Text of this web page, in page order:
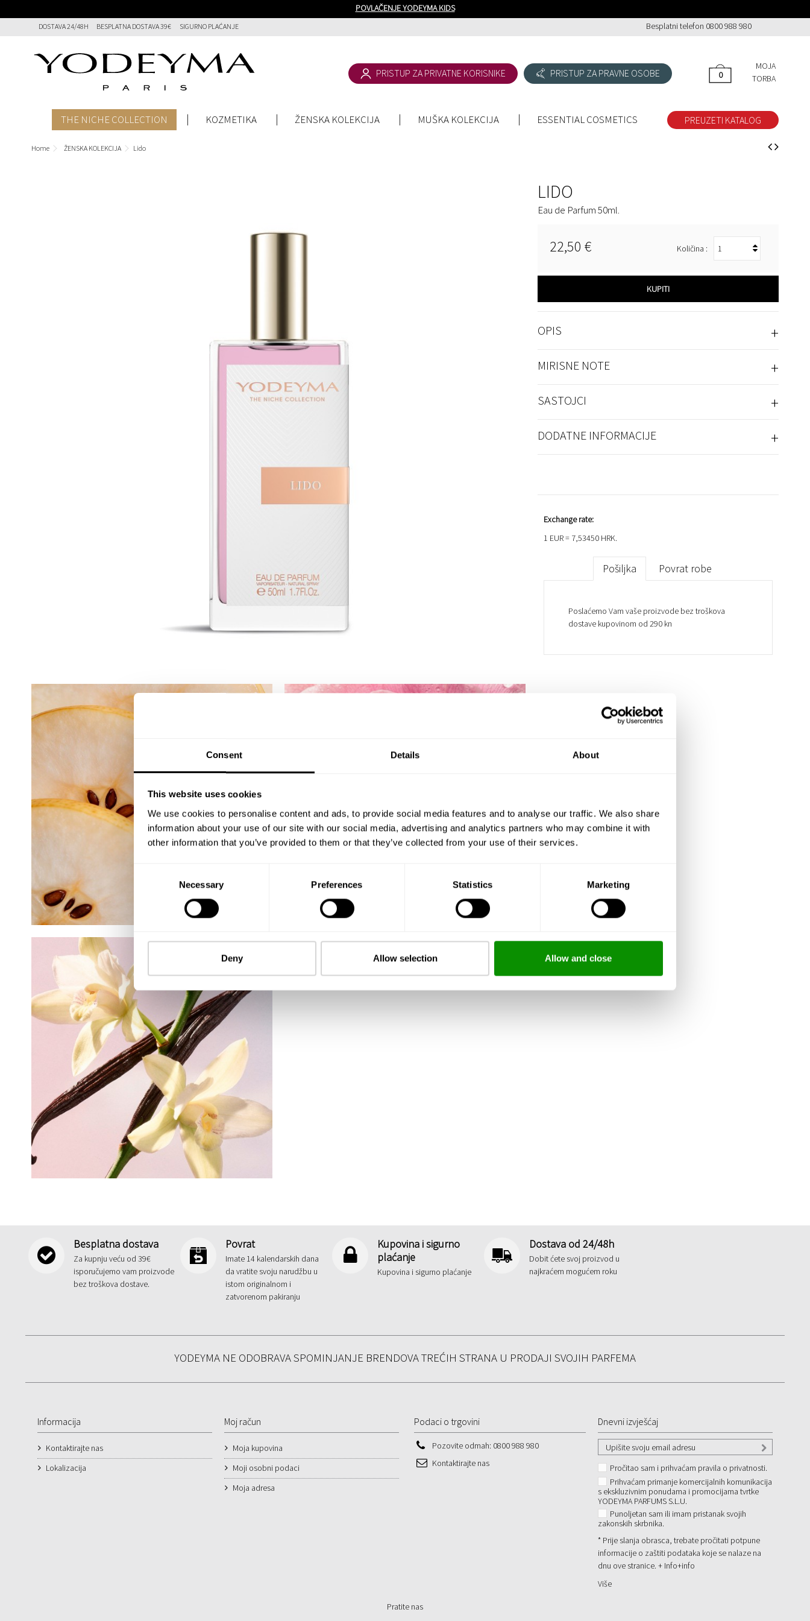
Consent Details About
This website uses cookies
We use cookies to personalise content and ads, to provide social media features and to analyse our traffic. We also share
information about your use of our site with our social media, advertising and analytics partners who may combine it with
other information that you’ve provided to them or that they’ve collected from your use of their services.
Necessary Preferences Statistics Marketing
Deny Allow selection Allow and close
POVLAČENJE YODEYMA KIDS
DOSTAVA 24/48H BESPLATNA DOSTAVA 39€ SIGURNO PLAĆANJE Besplatni telefon 0800 988 980
0
0
MOJA
TORBA
PRISTUP ZA PRIVATNE KORISNIKE PRISTUP ZA PRAVNE OSOBE
THE NICHE COLLECTION KOZMETIKA ŽENSKA KOLEKCIJA MUŠKA KOLEKCIJA ESSENTIAL COSMETICS PREUZETI KATALOG
Home ŽENSKA KOLEKCIJA Lido
LIDO
Eau de Parfum 50ml.
22,50 € Količina :
KUPITI
OPIS +
MIRISNE NOTE +
SASTOJCI +
DODATNE INFORMACIJE +
Exchange rate:
1 EUR = 7,53450 HRK.
Pošiljka Povrat robe
Poslaćemo Vam vaše proizvode bez troškova
dostave kupovinom od 290 kn
Besplatna dostava
Za kupnju veću od 39€
isporučujemo vam proizvode
bez troškova dostave.
Povrat
Imate 14 kalendarskih dana
da vratite svoju narudžbu u
istom originalnom i
zatvorenom pakiranju
Kupovina i sigurno
plaćanje
Kupovina i sigurno plaćanje
Dostava od 24/48h
Dobit ćete svoj proizvod u
najkraćem mogućem roku
YODEYMA NE ODOBRAVA SPOMINJANJE BRENDOVA TREĆIH STRANA U PRODAJI SVOJIH PARFEMA
Informacija
Kontaktirajte nas
Lokalizacija
Moj račun
Moja kupovina
Moji osobni podaci
Moja adresa
Podaci o trgovini
Pozovite odmah: 0800 988 980
Kontaktirajte nas
Dnevni izvješćaj
Pročitao sam i prihvaćam pravila o privatnosti.
Prihvaćam primanje komercijalnih komunikacija
s ekskluzivnim ponudama i promocijama tvrtke
YODEYMA PARFUMS S.L.U.
Punoljetan sam ili imam pristanak svojih
zakonskih skrbnika.
* Prije slanja obrasca, trebate pročitati potpune
informacije o zaštiti podataka koje se nalaze na
dnu ove stranice. + Info+info
Više
Pratite nas